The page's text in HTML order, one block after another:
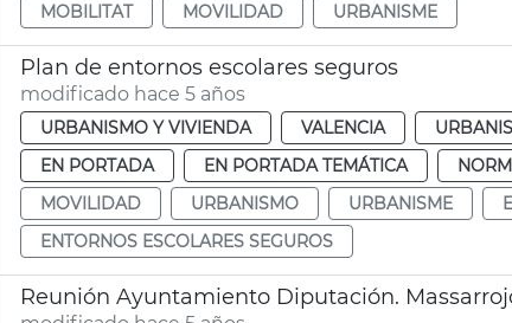
MOBILITAT
MOVILIDAD URBANISME
Plan de entornos escolares seguros
modificado hace 5 años
URBANISMO Y VIVIENDA VALENCIA
EN PORTADA
EN PORTADA TEMÁTICA
MOVILIDAD
URBANISMO URBANISME
ENTORNOS ESCOLARES SEGUROS
Reunión Ayuntamiento Diputación.